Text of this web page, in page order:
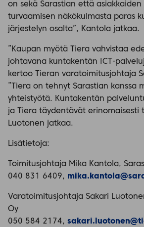
on sekä Sarastian että asiakkaiden
turvaamisen näkökulmasta paras
järjestelyn osalta”, Kantola jatkaa.
”Kaupan myötä Tiera vahvistaa
johtavana kuntakentän ICT-
kertoo Tieran varatoimitusjohtaja
”Tiera on tehnyt Sarastian kanssa
yhteistyötä. Kuntakentän
ja Tiera täydentävät erinomaisesti
Luotonen jatkaa.
Lisätietoja:
Toimitusjohtaja Mika Kantola,
040 831 6409,
Varatoimitusjohtaja Sakari
Oy
050 584 2174,